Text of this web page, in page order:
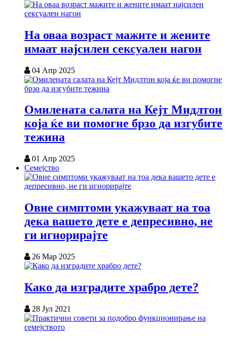
На оваа возраст мажите и жените
имаат најсилен сексуален нагон
04 Апр 2025
Омилената салата на Кејт Мидлтон
која ќе ви помогне брзо да изгубите
тежина
01 Апр 2025
Семејство
Овие симптоми укажуваат на тоа
дека вашето дете е депресивно, не
ги игнорирајте
26 Мар 2025
Како да изградите храбро дете?
28 Јул 2021